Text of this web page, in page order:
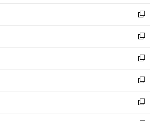
し
い
ウ
ィ
ン
ド
ウ
で
開
く
新
し
い
ウ
ィ
ン
ド
ウ
で
開
新
し
い
ウ
ィ
ン
ド
ウ
新
し
い
ウ
ィ
ン
新
し
い
ウ
新
し